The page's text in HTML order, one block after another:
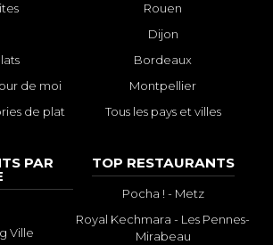
de moi
de plat
Rouen
Dijon
Bordeaux
Montpellier
Tous les pays et villes
PAR
Ville
TOP RESTAURANTS
Pocha ! - Metz
Royal Kechmara - Les Pennes-
Mirabeau